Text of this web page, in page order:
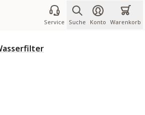
Service Suche Konto Warenkorb